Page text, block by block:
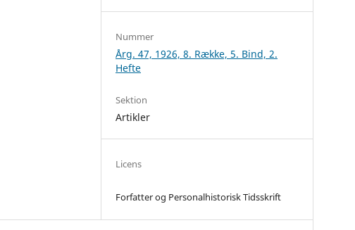
Nummer
Årg. 47, 1926, 8. Række, 5. Bind, 2.
Hefte
Sektion
Artikler
Licens
Forfatter og Personalhistorisk Tidsskrift